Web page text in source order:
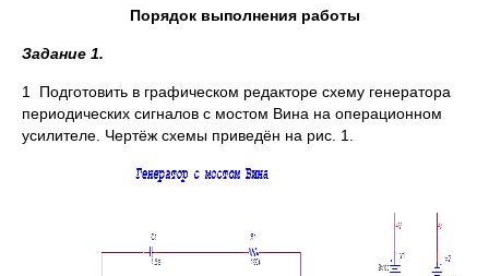
Порядок выполнения работы
Задание 1.
1 Подготовить в графическом редакторе схему генератора
периодических сигналов с мостом Вина на операционном
усилителе. Чертёж схемы приведён на рис. 1.